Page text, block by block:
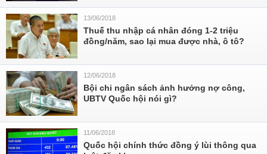
13/06/2018
Thuế thu nhập cá nhân đóng 1-2 triệu
đồng/năm, sao lại mua được nhà, ô tô?
12/06/2018
Bội chi ngân sách ảnh hưởng nợ công,
UBTV Quốc hội nói gì?
11/06/2018
Quốc hội chính thức đồng ý lùi thông qua